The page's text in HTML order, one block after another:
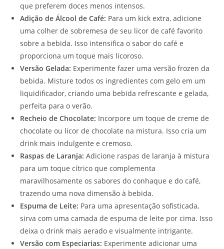
que preferem doces menos intensos.
Adição de Álcool de Café: Para um kick extra, adicione
uma colher de sobremesa de seu licor de café favorito
sobre a bebida. Isso intensifica o sabor do café e
proporciona um toque mais licoroso.
Versão Gelada: Experimente fazer uma versão frozen da
bebida. Misture todos os ingredientes com gelo em um
liquidificador, criando uma bebida refrescante e gelada,
perfeita para o verão.
Recheio de Chocolate: Incorpore um toque de creme de
chocolate ou licor de chocolate na mistura. Isso cria um
drink mais indulgente e cremoso.
Raspas de Laranja: Adicione raspas de laranja à mistura
para um toque cítrico que complementa
maravilhosamente os sabores do conhaque e do café,
trazendo uma nova dimensão à bebida.
Espuma de Leite: Para uma apresentação sofisticada,
sirva com uma camada de espuma de leite por cima. Isso
deixa o drink mais aerado e visualmente intrigante.
Versão com Especiarias: Experimente adicionar uma